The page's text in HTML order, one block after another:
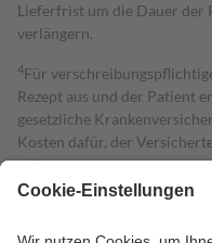
Lieferfrist um die Dauer der
verlängern.
4Für
Rezept aus und der Patient
gesetzliche
Kosten dafür, der
mit.
Grundsätzlich leisten
höchstens zehn Euro.
Es